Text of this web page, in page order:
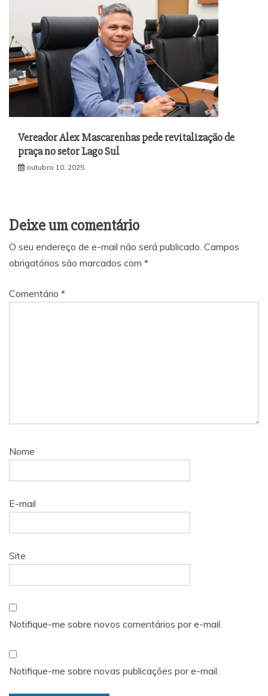
Vereador Alex Mascarenhas pede revitalização de
praça no setor Lago Sul
outubro 10, 2025
Deixe um comentário
O seu endereço de e-mail não será publicado. Campos
obrigatórios são marcados com *
Comentário *
Nome
E-mail
Site
Notifique-me sobre novos comentários por e-mail.
Notifique-me sobre novas publicações por e-mail.